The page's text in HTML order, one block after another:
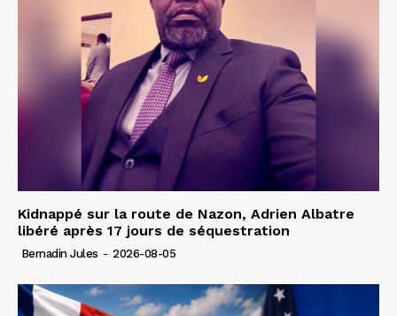
Kidnappé sur la route de Nazon, Adrien Albatre
libéré après 17 jours de séquestration
Bernadin Jules - 2026-08-05